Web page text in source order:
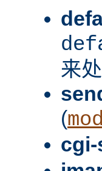
来
(